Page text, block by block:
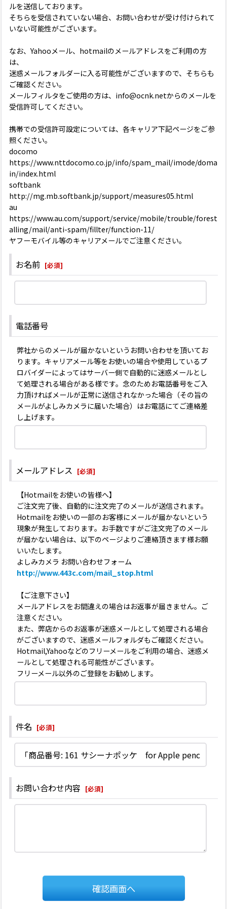
ルを送信しております。
そちらを受信されていない場合、お問い合わせが受け付けられて
いない可能性がございます。
なお、Yahooメール、hotmailのメールアドレスをご利用の方
は、
迷惑メールフォルダーに入る可能性がございますので、そちらも
ご確認ください。
メールフィルタをご使用の方は、info@ocnk.netからのメールを
受信許可してください。
携帯での受信許可設定については、各キャリア下記ページをご参
照ください。
docomo
https://www.nttdocomo.co.jp/info/spam_mail/imode/doma
in/index.html
softbank
http://mg.mb.softbank.jp/support/measures05.html
au
https://www.au.com/support/service/mobile/trouble/forest
alling/mail/anti-spam/fillter/function-11/
ヤフーモバイル等のキャリアメールでご注意ください。
お名前 [必須]
電話番号
弊社からのメールが届かないというお問い合わせを頂いてお
ります。キャリアメール等をお使いの場合や使用しているプ
ロバイダーによってはサーバー側で自動的に迷惑メールとし
て処理される場合がある様です。念のためお電話番号をご入
力頂ければメールが正常に送信されなかった場合（その旨の
メールがよしみカメラに届いた場合）はお電話にてご連絡差
し上げます。
メールアドレス [必須]
【Hotmailをお使いの皆様へ】
ご注文完了後、自動的に注文完了のメールが送信されます。
Hotmailをお使いの一部のお客様にメールが届かないという
現象が発生しております。お手数ですがご注文完了のメール
が届かない場合は、以下のページよりご連絡頂きます様お願
いいたします。
よしみカメラ お問い合わせフォーム
http://www.443c.com/mail_stop.html
【ご注意下さい】
メールアドレスをお間違えの場合はお返事が届きません。ご
注意ください。
また、弊店からのお返事が迷惑メールとして処理される場合
がございますので、迷惑メールフォルダもご確認ください。
Hotmail,Yahooなどのフリーメールをご利用の場合、迷惑メ
ールとして処理される可能性がございます。
フリーメール以外のご登録をお勧めします。
件名 [必須]
お問い合わせ内容 [必須]
確認画面へ